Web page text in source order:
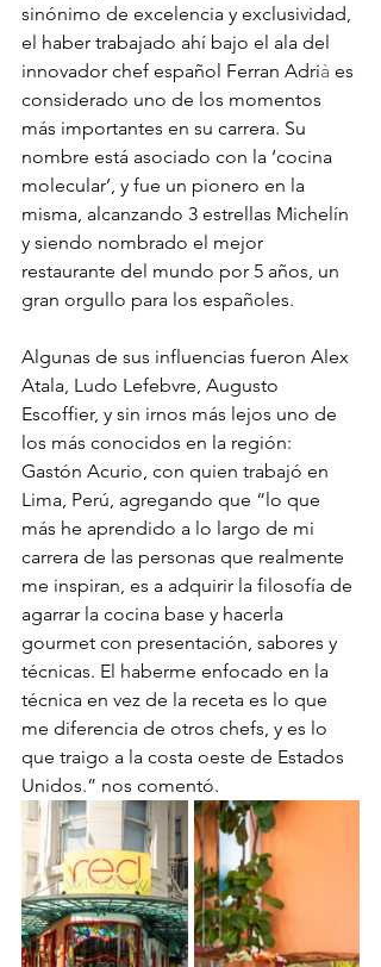
sinónimo de excelencia y exclusividad,
el haber trabajado ahí bajo el ala del
innovador chef español Ferran Adrià es
considerado uno de los momentos
más importantes en su carrera. Su
nombre está asociado con la ‘cocina
molecular’, y fue un pionero en la
misma, alcanzando 3 estrellas Michelín
y siendo nombrado el mejor
restaurante del mundo por 5 años, un
gran orgullo para los españoles.
Algunas de sus influencias fueron Alex
Atala, Ludo Lefebvre, Augusto
Escoffier, y sin irnos más lejos uno de
los más conocidos en la región:
Gastón Acurio, con quien trabajó en
Lima, Perú, agregando que “lo que
más he aprendido a lo largo de mi
carrera de las personas que realmente
me inspiran, es a adquirir la filosofía de
agarrar la cocina base y hacerla
gourmet con presentación, sabores y
técnicas. El haberme enfocado en la
técnica en vez de la receta es lo que
me diferencia de otros chefs, y es lo
que traigo a la costa oeste de Estados
Unidos.” nos comentó.